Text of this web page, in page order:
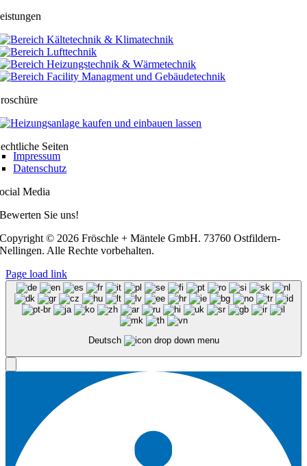
Seiten
Impressum
Datenschutz
Media
Bewerten Sie uns!
Copyright © 2026 Fröschle + Mäntele GmbH. 73760 Ostfildern-
Nellingen. Alle Rechte vorbehalten.
Page load link
Deutsch